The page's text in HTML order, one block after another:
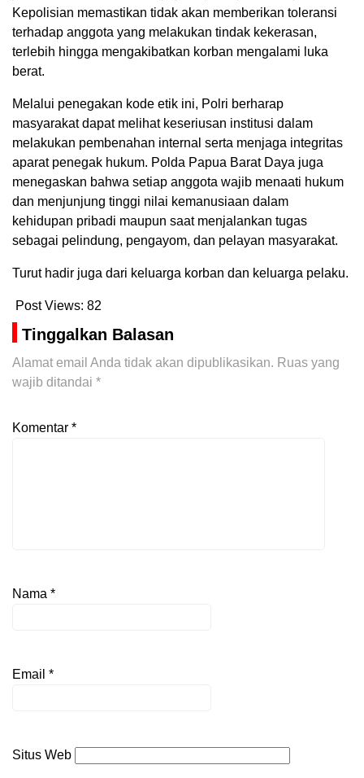
Kepolisian memastikan tidak akan memberikan toleransi
terhadap anggota yang melakukan tindak kekerasan,
terlebih hingga mengakibatkan korban mengalami luka
berat.
Melalui penegakan kode etik ini, Polri berharap
masyarakat dapat melihat keseriusan institusi dalam
melakukan pembenahan internal serta menjaga integritas
aparat penegak hukum. Polda Papua Barat Daya juga
menegaskan bahwa setiap anggota wajib menaati hukum
dan menjunjung tinggi nilai kemanusiaan dalam
kehidupan pribadi maupun saat menjalankan tugas
sebagai pelindung, pengayom, dan pelayan masyarakat.
Turut hadir juga dari keluarga korban dan keluarga pelaku.
Post Views: 82
Tinggalkan Balasan
Alamat email Anda tidak akan dipublikasikan. Ruas yang
wajib ditandai *
Komentar *
Nama *
Email *
Situs Web